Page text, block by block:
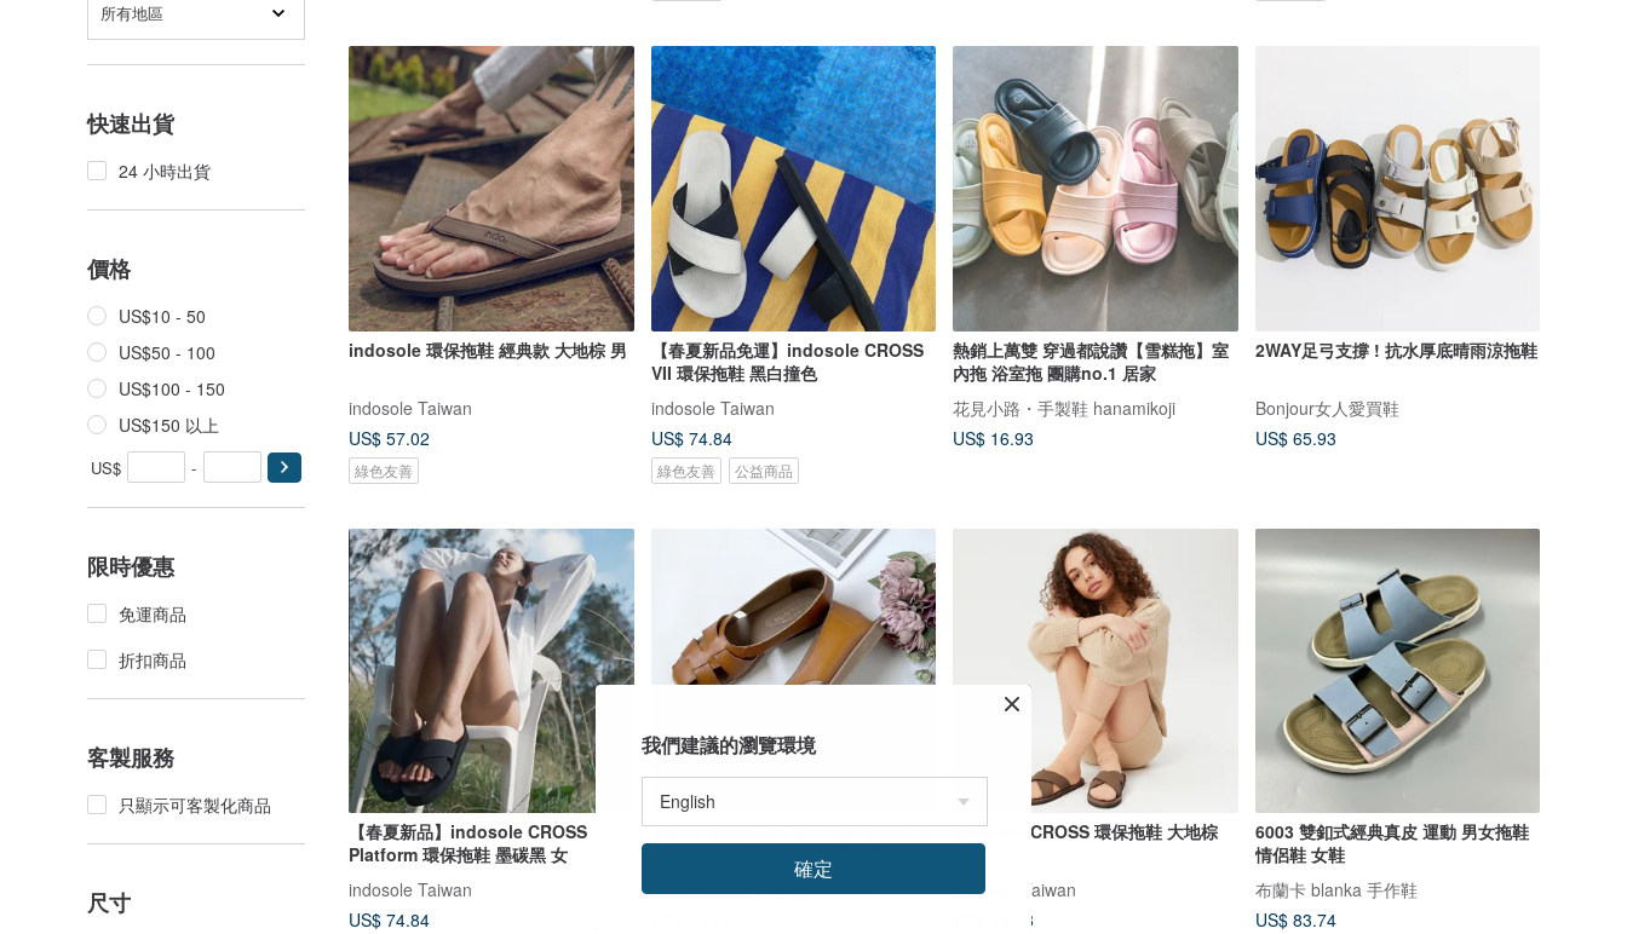
所有地區
快速出貨
24 小時出貨
價格
US$10 - 50
US$50 - 100
US$100 - 150
US$150 以上
US$ -
限時優惠
免運商品
折扣商品
客製服務
只顯示可客製化商品
尺寸
indosole 環保拖鞋 經典款 大地棕 男
indosole Taiwan
US$ 57.02
綠色友善
【春夏新品免運】indosole CROSS
VII 環保拖鞋 黑白撞色
indosole Taiwan
US$ 74.84
綠色友善 公益商品
熱銷上萬雙 穿過都說讚【雪糕拖】室
內拖 浴室拖 團購no.1 居家
花見小路・手製鞋 hanamikoji
US$ 16.93
2WAY足弓支撐 ! 抗水厚底晴雨涼拖鞋
Bonjour女人愛買鞋
US$ 65.93
【春夏新品】indosole CROSS
Platform 環保拖鞋 墨碳黑 女
indosole Taiwan
US$ 74.84
駱駝色 寬鬆顯瘦涼鞋 天然手染純素皮
Moda Ladian 經典女鞋製作所
indosole CROSS 環保拖鞋 大地棕
indosole Taiwan
US$ 70.38
6003 雙釦式經典真皮 運動 男女拖鞋
情侶鞋 女鞋
布蘭卡 blanka 手作鞋
US$ 83.74
我們建議的瀏覽環境
確定